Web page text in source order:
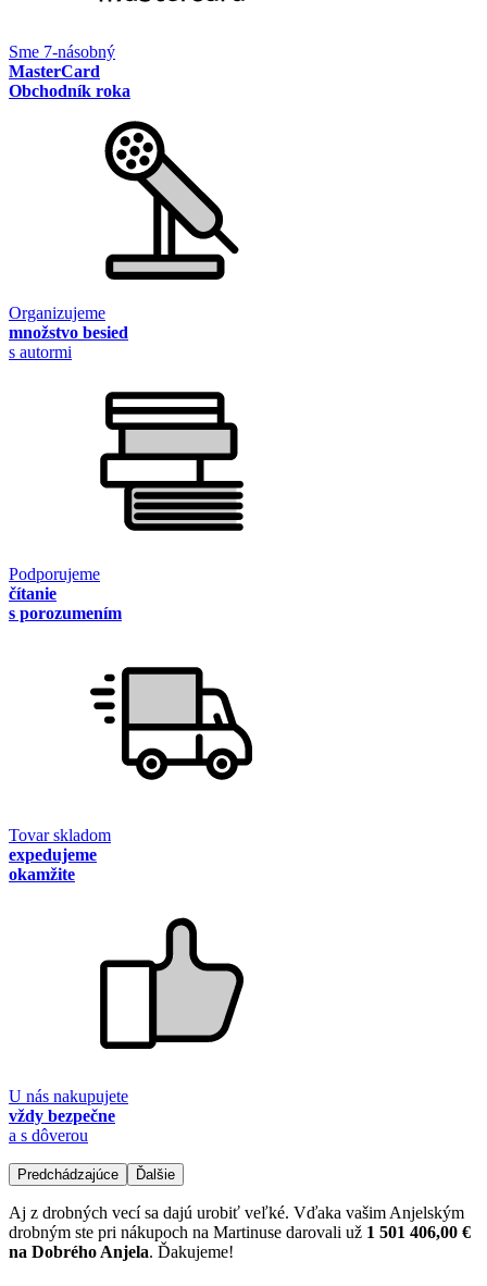
Sme 7-násobný
MasterCard
Obchodník roka
Organizujeme
množstvo besied
s autormi
Podporujeme
čítanie
s porozumením
Tovar skladom
expedujeme
okamžite
U nás nakupujete
vždy bezpečne
a s dôverou
Predchádzajúce Ďalšie
Aj z drobných vecí sa dajú urobiť veľké. Vďaka vašim Anjelským
drobným ste pri nákupoch na Martinuse darovali už 1 501 406,00 €
na Dobrého Anjela. Ďakujeme!